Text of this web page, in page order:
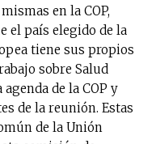
en la COP,
el país elegido de la
tiene sus propios
sobre Salud
de la COP y
de la reunión. Estas
de la Unión